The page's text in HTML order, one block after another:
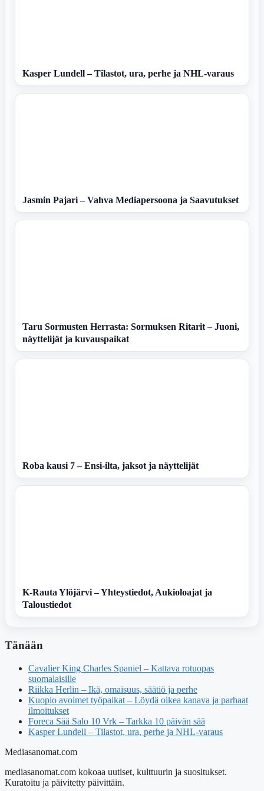
Kasper Lundell – Tilastot, ura, perhe ja NHL-varaus
Jasmin Pajari – Vahva Mediapersoona ja Saavutukset
Taru Sormusten Herrasta: Sormuksen Ritarit – Juoni,
näyttelijät ja kuvauspaikat
Roba kausi 7 – Ensi-ilta, jaksot ja näyttelijät
K-Rauta Ylöjärvi – Yhteystiedot, Aukioloajat ja
Taloustiedot
Tänään
Cavalier King Charles Spaniel – Kattava rotuopas
suomalaisille
Riikka Herlin – Ikä, omaisuus, säätiö ja perhe
Kuopio avoimet työpaikat – Löydä oikea kanava ja parhaat
ilmoitukset
Foreca Sää Salo 10 Vrk – Tarkka 10 päivän sää
Kasper Lundell – Tilastot, ura, perhe ja NHL-varaus
Mediasanomat.com
mediasanomat.com kokoaa uutiset, kulttuurin ja suositukset.
Kuratoitu ja päivitetty päivittäin.